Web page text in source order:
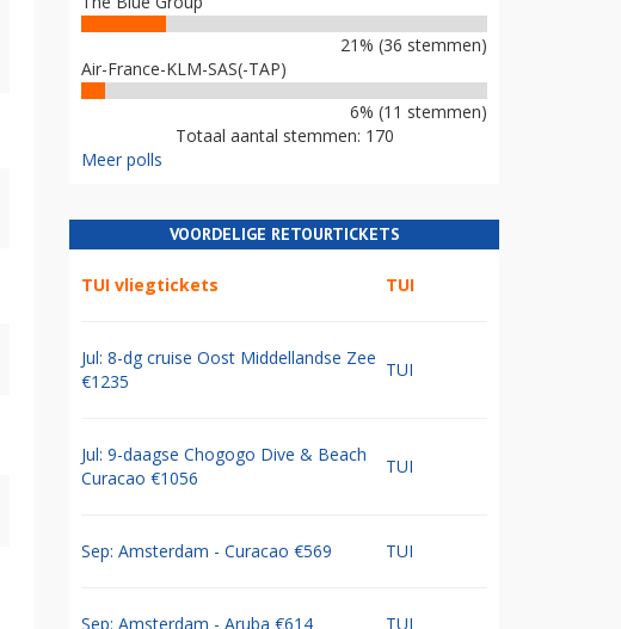
21% (36 stemmen)
Air-France-KLM-SAS(-TAP)
6% (11 stemmen)
Totaal aantal stemmen: 170
Meer polls
VOORDELIGE RETOURTICKETS
TUI vliegtickets TUI
Jul: 8-dg cruise Oost Middellandse Zee
€1235
TUI
Jul: 9-daagse Chogogo Dive & Beach
Curacao €1056
TUI
Sep: Amsterdam - Curacao €569 TUI
Sep: Amsterdam - Aruba €614 TUI